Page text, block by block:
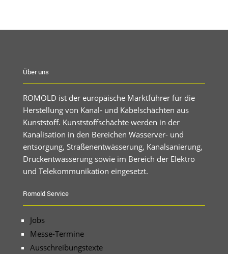
Über uns
ROMOLD ist der europäische Marktführer für die
Herstellung von Kanal- und Kabelschächten aus
Kunststoff. Kunststoffschächte werden in der
Kanalisation in den Bereichen Wasserver- und
entsorgung, Straßenentwässerung, Kanalsanierung,
Druckentwässerung sowie im Bereich der Elektro
und Telekommunikation eingesetzt.
Romold Service
Jobs
Messe-Termine
Ausschreibungstexte